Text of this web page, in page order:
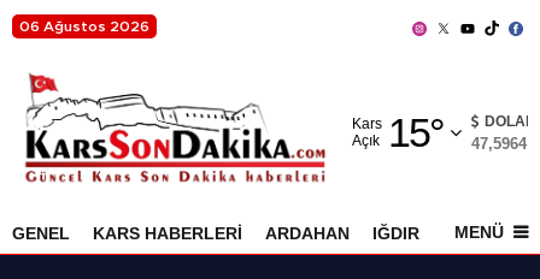
06 Ağustos 2026
Kars
Açık
15°
Adıyaman
Ağrı
DOLAR
47,5964
GENEL KARS HABERLERİ ARDAHAN IĞDIR AKYAKA
MENÜ